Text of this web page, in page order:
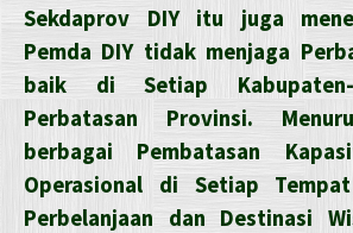
Sekdaprov DIY itu juga
Pemda DIY tidak menjaga
baik di Setiap Kabupaten-
Perbatasan Provinsi.
berbagai Pembatasan
Operasional di Setiap
Perbelanjaan dan Destinasi